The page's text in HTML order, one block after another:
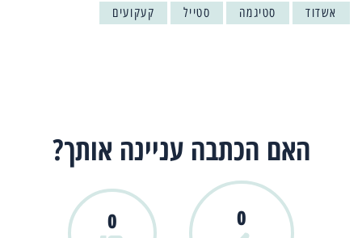
אשדוד סטיגמה סטייל קעקועים
האם הכתבה עניינה אותך?
0
0